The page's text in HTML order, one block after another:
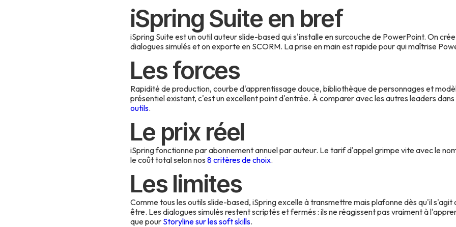
iSpring Suite en bref
iSpring Suite est un outil auteur slide-based qui s'installe en surcouche de PowerPoint. On
dialogues simulés et on exporte en SCORM. La prise en main est rapide pour qui maîtrise
Les forces
Rapidité de production, courbe d'apprentissage douce, bibliothèque de personnages et
présentiel existant, c'est un excellent point d'entrée. À comparer avec les autres leaders
outils.
Le prix réel
iSpring fonctionne par abonnement annuel par auteur. Le tarif d'appel grimpe vite avec le
le coût total selon nos 8 critères de choix.
Les limites
Comme tous les outils slide-based, iSpring excelle à transmettre mais plafonne dès qu'il
être. Les dialogues simulés restent scriptés et fermés : ils ne réagissent pas vraiment à
que pour Storyline sur les soft skills.